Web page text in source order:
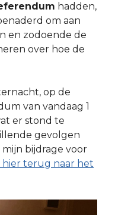
hadden,
om aan
en zodoende de
over hoe de
op de
van vandaag 1
er stond te
gevolgen
bijdrage voor
hier terug naar het